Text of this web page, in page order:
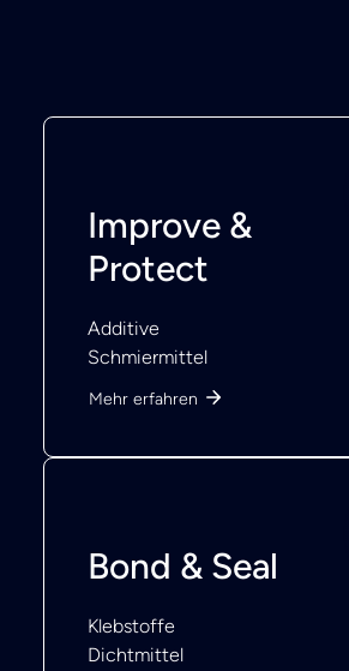
Improve &
Protect
Additive
Schmiermittel
Mehr erfahren
Bond & Seal
Klebstoffe
Dichtmittel